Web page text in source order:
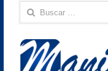
Buscar: